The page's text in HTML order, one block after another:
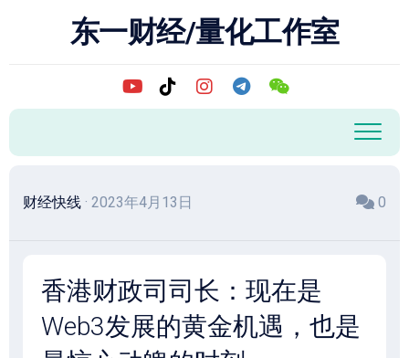
东一财经/量化工作室
财经快线 · 2023年4月13日 0
香港财政司司长：现在是
Web3发展的黄金机遇，也是